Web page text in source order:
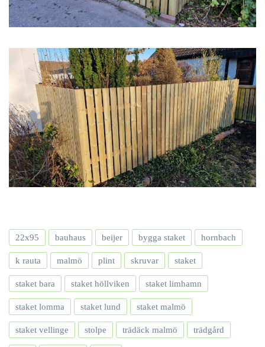
22x95 bauhaus beijer bygga staket hornbach
k rauta malmö plint skruvar staket
staket bara staket höllviken staket limhamn
staket lomma staket lund staket malmö
staket vellinge stolpe trädäck malmö trädgård